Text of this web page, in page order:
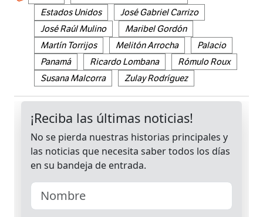
Estados Unidos
José Gabriel Carrizo
José Raúl Mulino
Maribel Gordón
Martín Torrijos
Melitón Arrocha
Palacio
Panamá
Ricardo Lombana
Rómulo Roux
Susana Malcorra
Zulay Rodríguez